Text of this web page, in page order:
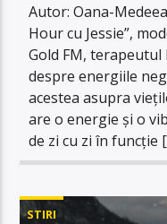
Autor: Oana-
Hour cu Jessie”,
Gold FM,
despre energiile
acestea asupra
are o energie și o
de zi cu zi în funcție
STIRI